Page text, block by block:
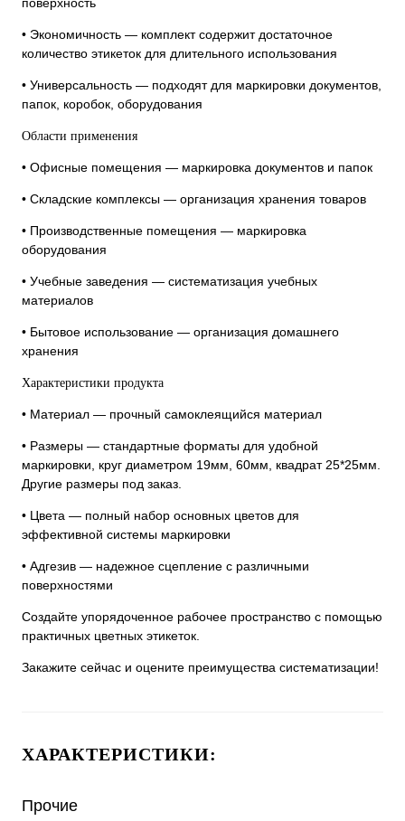
• Экономичность — комплект содержит достаточное
количество этикеток для длительного использования
• Универсальность — подходят для маркировки документов,
папок, коробок, оборудования
Области применения
• Офисные помещения — маркировка документов и папок
• Складские комплексы — организация хранения товаров
• Производственные помещения — маркировка
оборудования
• Учебные заведения — систематизация учебных
материалов
• Бытовое использование — организация домашнего
хранения
Характеристики продукта
• Материал — прочный самоклеящийся материал
• Размеры — стандартные форматы для удобной
маркировки, круг диаметром 19мм, 60мм, квадрат 25*25мм.
Другие размеры под заказ.
• Цвета — полный набор основных цветов для
эффективной системы маркировки
• Адгезив — надежное сцепление с различными
поверхностями
Создайте упорядоченное рабочее пространство с помощью
практичных цветных этикеток.
Закажите сейчас и оцените преимущества систематизации!
ХАРАКТЕРИСТИКИ:
Прочие